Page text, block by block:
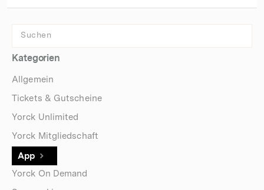
Kategorien
Allgemein
Tickets & Gutscheine
Yorck Unlimited
Yorck Mitgliedschaft
App
Yorck On Demand